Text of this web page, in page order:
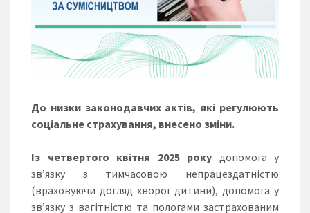
До низки законодавчих актів, які регулюють
соціальне страхування, внесено зміни.
Із четвертого квітня 2025 року допомога у
зв’язку з тимчасовою непрацездатністю
(враховуючи догляд хворої дитини), допомога у
зв’язку з вагітністю та пологами застрахованим